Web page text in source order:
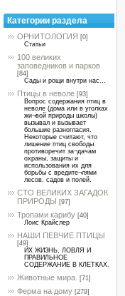
Категории раздела
ОРНИТОЛОГИЯ [0]
Статьи
100 великих
заповедников и парков
[84]
Сады и рощи внутри нас...
Птицы в неволе [93]
Вопрос содержания птиц в
неволе (дома или в уголках
жи¬вой природы школы)
вызывал и вызывает
большие разногласия.
Некоторые считают, что
лишение птиц свободы
противоречит за¬дачам
охраны, защиты и
использования их для
борьбы с вредите¬лями
лесов, садов и полей.
СТО ВЕЛИКИХ ЗАГАДОК
ПРИРОДЫ [97]
Тропами карибу [40]
Лоис Крайслер
НАШИ ПЕВЧИЕ ПТИЦЫ
[49]
ИХ ЖИЗНЬ, ЛОВЛЯ И
ПРАВИЛЬНОЕ
СОДЕРЖАНИЕ В КЛЕТКАХ.
Животные мира. [71]
Ферма на дому [279]